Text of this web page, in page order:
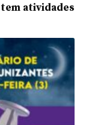
atividades